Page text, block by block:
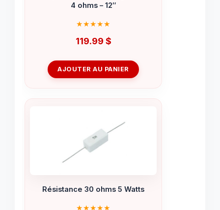
4 ohms – 12″
119.99 $
AJOUTER AU PANIER
Résistance 30 ohms 5 Watts